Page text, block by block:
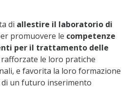
di allestire il laboratorio di
promuovere le competenze
per il trattamento delle
le loro pratiche
e favorita la loro formazione
un futuro inserimento